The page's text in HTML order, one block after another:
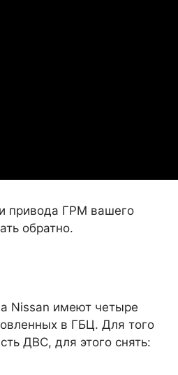
привода ГРМ вашего
обратно.
Nissan имеют четыре
в ГБЦ. Для того
ДВС, для этого снять: